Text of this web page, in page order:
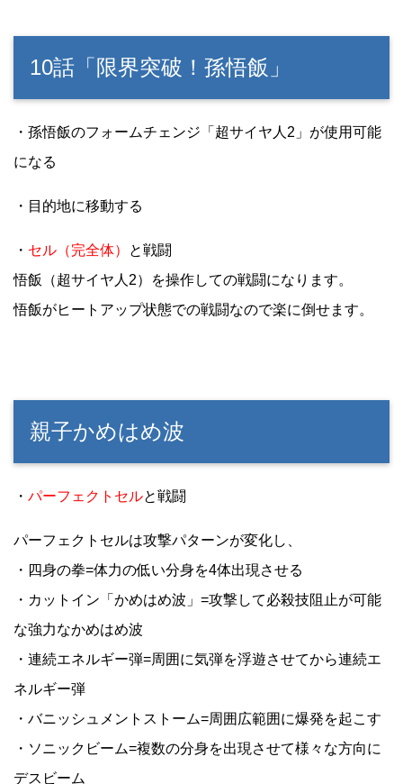
10話「限界突破！孫悟飯」
・孫悟飯のフォームチェンジ「超サイヤ人2」が使用可能
になる
・目的地に移動する
・ セル（完全体）
と戦闘
悟飯（超サイヤ人2）を操作しての戦闘になります。
悟飯がヒートアップ状態での戦闘なので楽に倒せます。
親子かめはめ波
・ パーフェクトセルと戦闘
パーフェクトセルは攻撃パターンが変化し、
・四身の拳=体力の低い分身を4体出現させる
・カットイン「かめはめ波」=攻撃して必殺技阻止が可能
な強力なかめはめ波
・連続エネルギー弾=周囲に気弾を浮遊させてから連続エ
ネルギー弾
・バニッシュメントストーム=周囲広範囲に爆発を起こす
・ソニックビーム=複数の分身を出現させて様々な方向に
デスビーム